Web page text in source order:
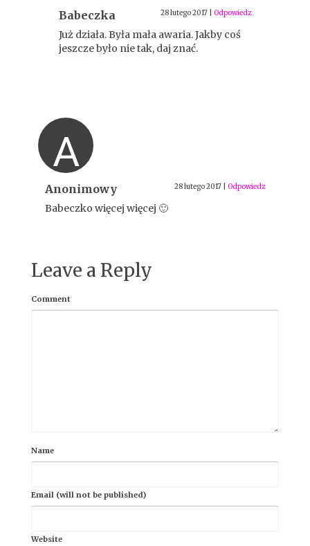
Babeczka 28 lutego 2017 Odpowiedz
Już działa. Była mała awaria. Jakby coś
jeszcze było nie tak, daj znać.
A
Anonimowy 28 lutego 2017 Odpowiedz
Babeczko więcej więcej 🙂
Leave a Reply
Comment
Name
Email (will not be published)
Website